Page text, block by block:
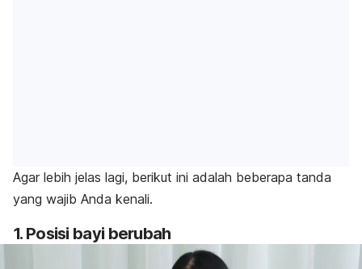
Agar lebih jelas lagi, berikut ini adalah beberapa tanda
yang wajib Anda kenali.
1. Posisi bayi berubah